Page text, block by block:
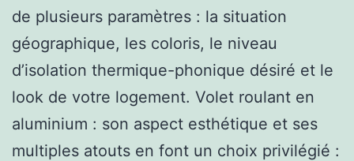
de plusieurs paramètres : la situation
géographique, les coloris, le niveau
d’isolation thermique-phonique désiré et le
look de votre logement. Volet roulant en
aluminium : son aspect esthétique et ses
multiples atouts en font un choix privilégié :